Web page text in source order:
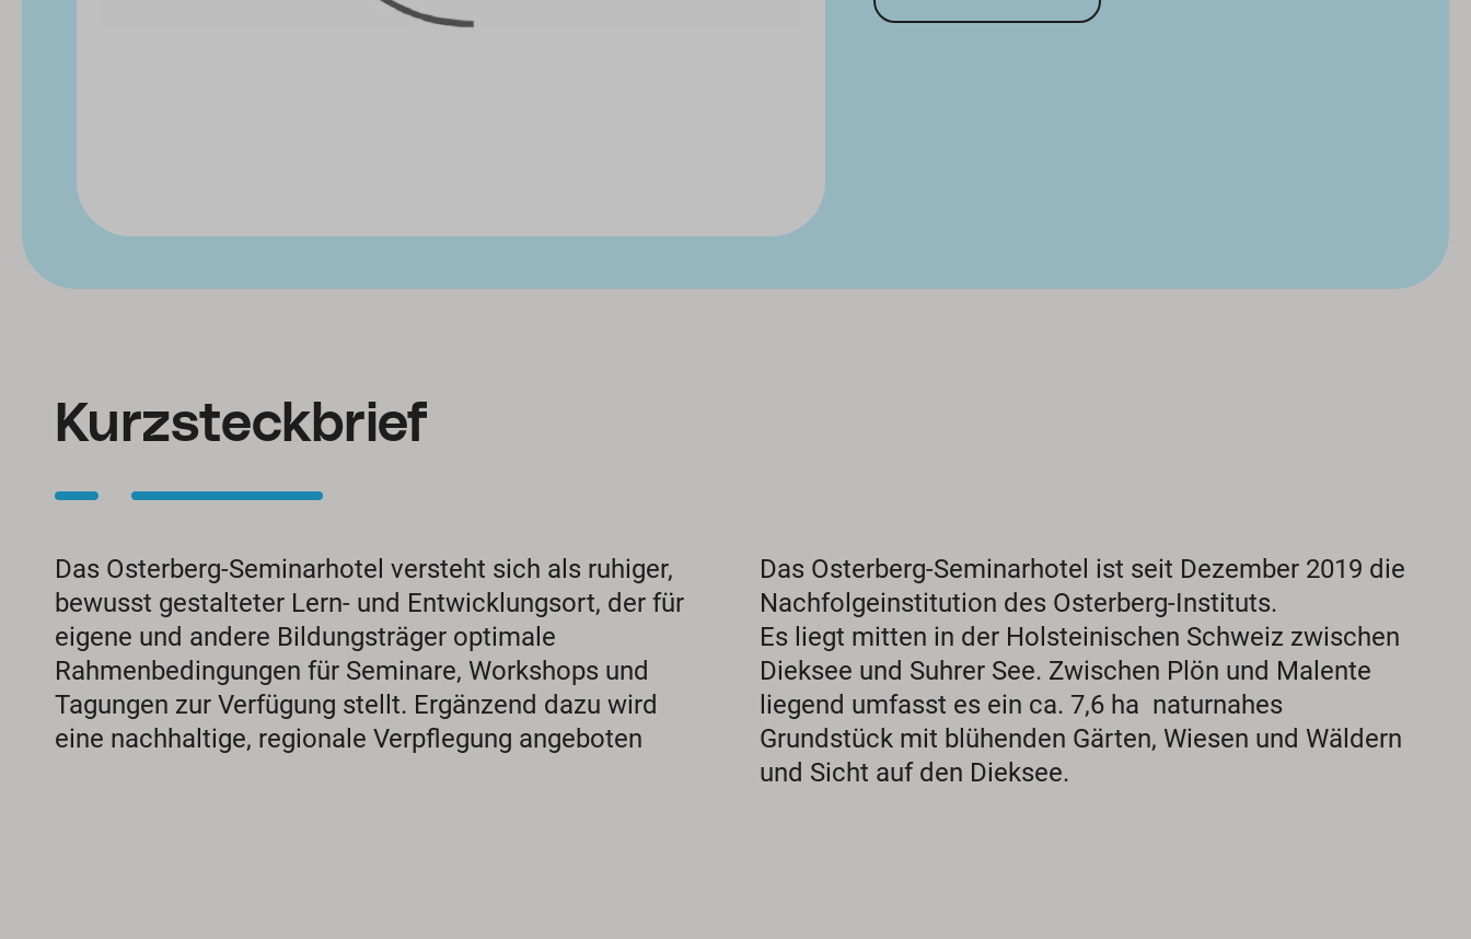
Kurzsteckbrief
Das Osterberg-Seminarhotel versteht sich als ruhiger,
bewusst gestalteter Lern- und Entwicklungsort, der für
eigene und andere Bildungsträger optimale
Rahmenbedingungen für Seminare, Workshops und
Tagungen zur Verfügung stellt. Ergänzend dazu wird
eine nachhaltige, regionale Verpflegung angeboten
Das Osterberg-Seminarhotel ist seit Dezember 2019 die
Nachfolgeinstitution des Osterberg-Instituts.
Es liegt mitten in der Holsteinischen Schweiz zwischen
Dieksee und Suhrer See. Zwischen Plön und Malente
liegend umfasst es ein ca. 7,6 ha naturnahes
Grundstück mit blühenden Gärten, Wiesen und Wäldern
und Sicht auf den Dieksee.